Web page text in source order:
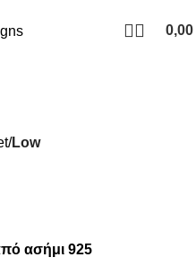
0,00
Low
ασήμι 925